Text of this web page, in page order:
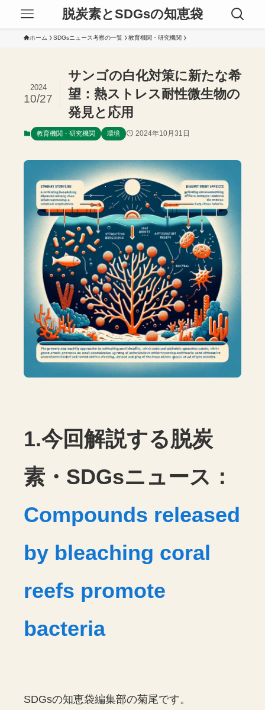
脱炭素とSDGsの知恵袋
ホーム SDGsニュース考察の一覧 教育機関・研究機関
サンゴの白化対策に新たな希
望：熱ストレス耐性微生物の
発見と応用
2024
10/27
教育機関・研究機関 環境 2024年10月31日
1.今回解説する脱炭
素・SDGsニュース：
Compounds released
by bleaching coral
reefs promote
bacteria
SDGsの知恵袋編集部の菊尾です。